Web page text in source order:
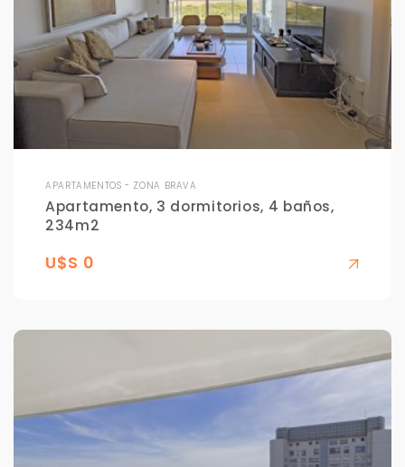
APARTAMENTOS - ZONA BRAVA
Apartamento, 3 dormitorios, 4 baños,
234m2
U$S 0